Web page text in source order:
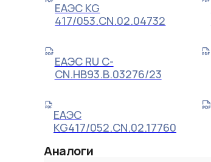
ЕАЭС KG
417/053.CN.02.04732
ЕАЭС RU С-
CN.НВ93.В.03276/23
ЕАЭС
KG417/052.CN.02.17760
Аналоги